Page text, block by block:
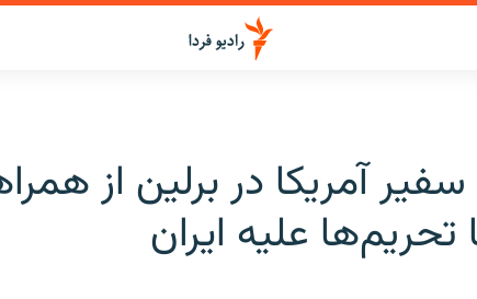
آمریکا در برلین از
تحریم‌ها علیه ایران